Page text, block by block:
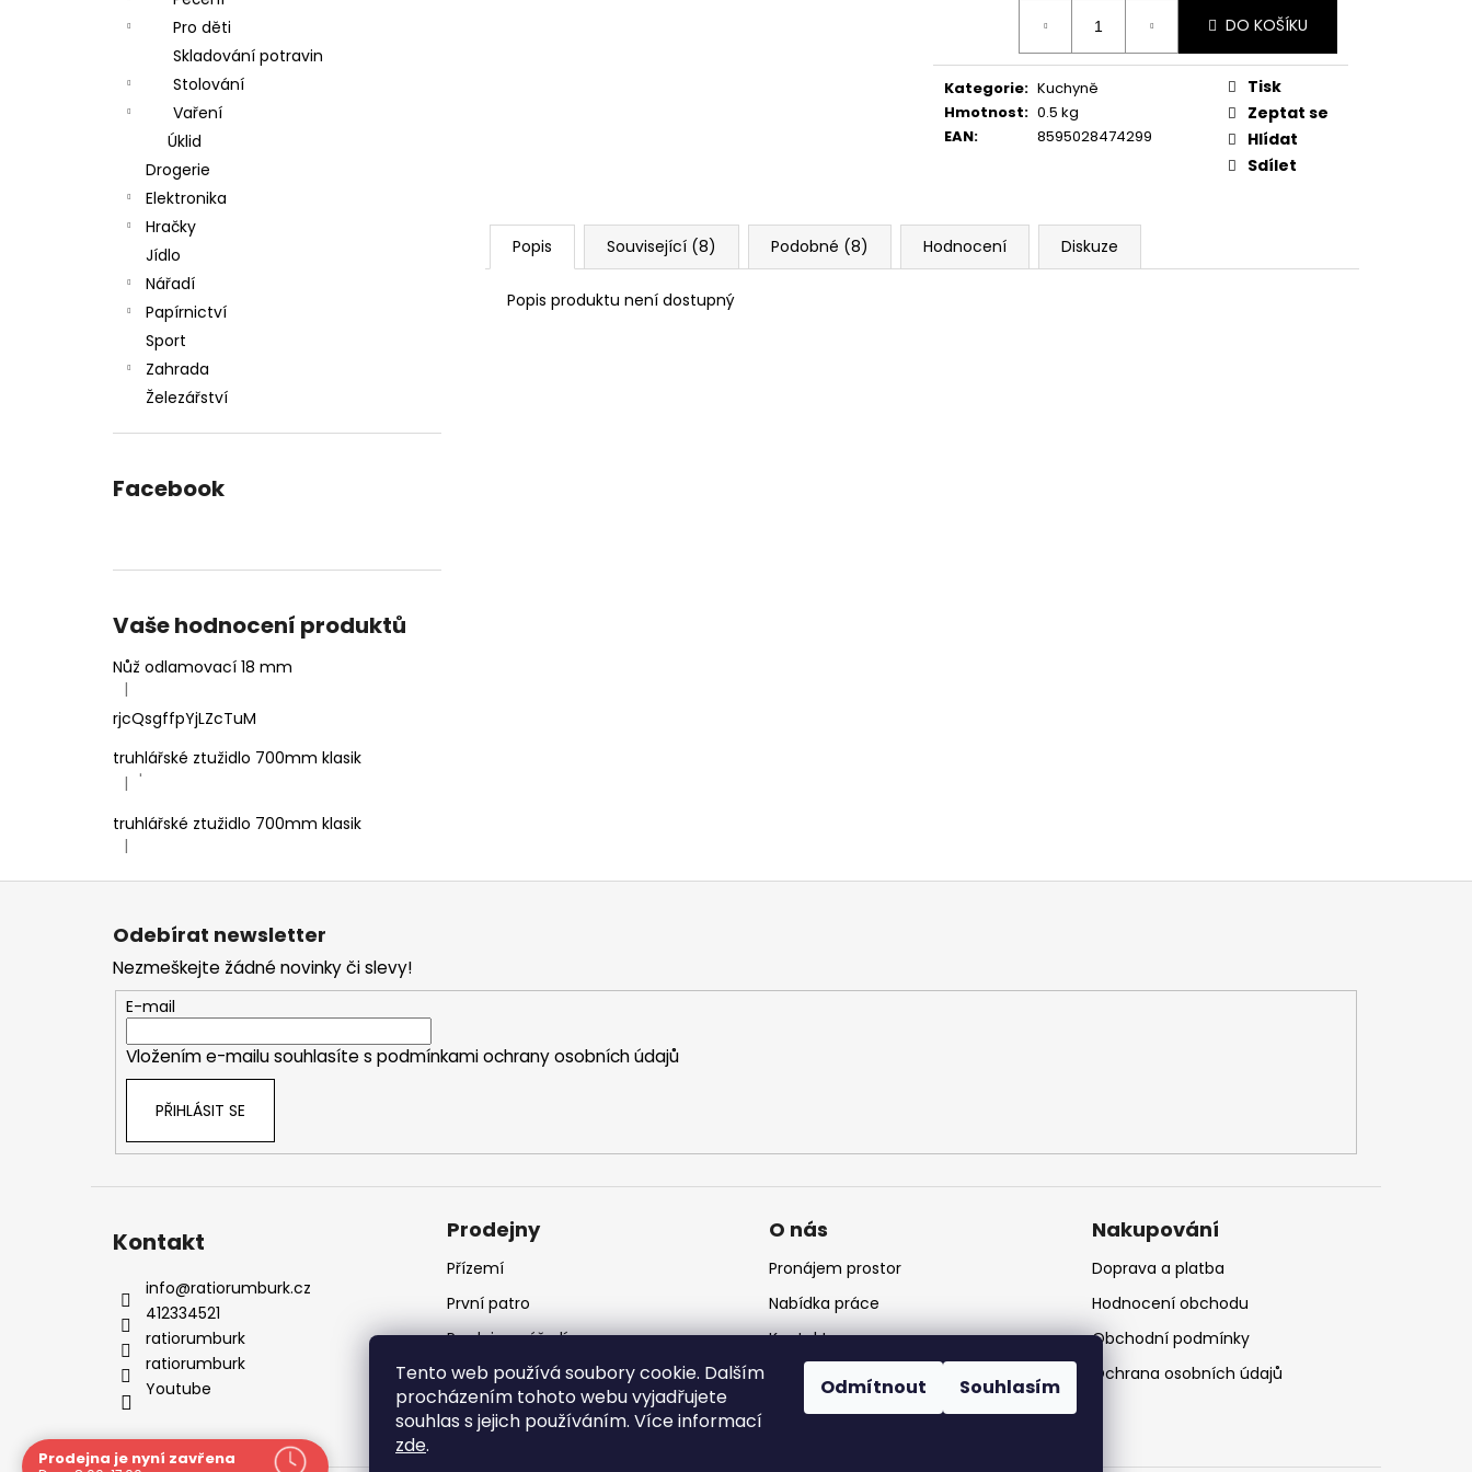
Tento web používá soubory cookie. Dalším
procházením tohoto webu vyjadřujete
souhlas s jejich používáním. Více informací
zde.
Odmítnout Souhlasím
Pro děti
Skladování potravin
Stolování
Vaření
Úklid
Drogerie
Elektronika
Hračky
Jídlo
Nářadí
Papírnictví
Sport
Zahrada
Železářství
Facebook
Vaše hodnocení produktů
Nůž odlamovací 18 mm
Hodnocení produktu je 4 z 5 hvězdiček.
|
rjcQsgffpYjLZcTuM
truhlářské ztužidlo 700mm klasik
Hodnocení produktu je 5 z 5 hvězdiček.
| '
truhlářské ztužidlo 700mm klasik
Hodnocení produktu je 5 z 5 hvězdiček.
|
DO KOŠÍKU
Kategorie: Kuchyně
Hmotnost: 0.5 kg
EAN: 8595028474299
Tisk
Zeptat se
Hlídat
Sdílet
Popis Související (8) Podobné (8) Hodnocení Diskuze
Popis produktu není dostupný
Z
Odebírat newsletter
Nezmeškejte žádné novinky či slevy!
E-mail
Vložením e-mailu souhlasíte s podmínkami ochrany osobních údajů
PŘIHLÁSIT SE
Kontakt
info@ratiorumburk.cz
412334521
ratiorumburk
ratiorumburk
Youtube
Prodejny
Přízemí
První patro
Prodejna nářadí
Prodejna krmiv
O nás
Pronájem prostor
Nabídka práce
Kontakt
Nakupování
Doprava a platba
Hodnocení obchodu
Obchodní podmínky
Ochrana osobních údajů
Prodejna je nyní zavřena